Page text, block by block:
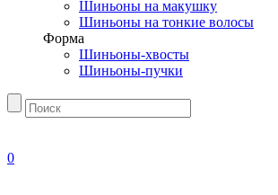
Шиньоны на макушку
Шиньоны на тонкие волосы
Форма
Шиньоны-хвосты
Шиньоны-пучки
0